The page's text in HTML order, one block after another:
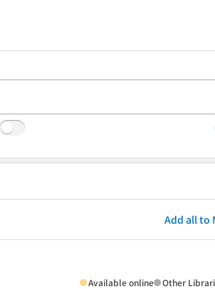
Add all to
Available online Other